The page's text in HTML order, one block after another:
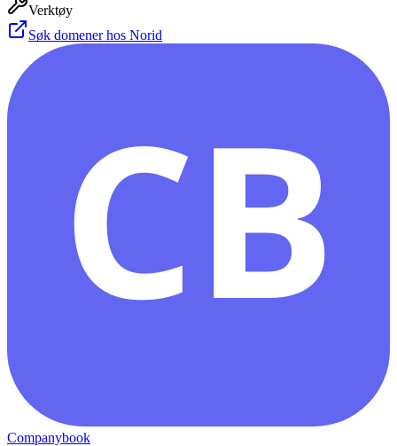
Verktøy
Søk domener hos Norid
CB
Companybook